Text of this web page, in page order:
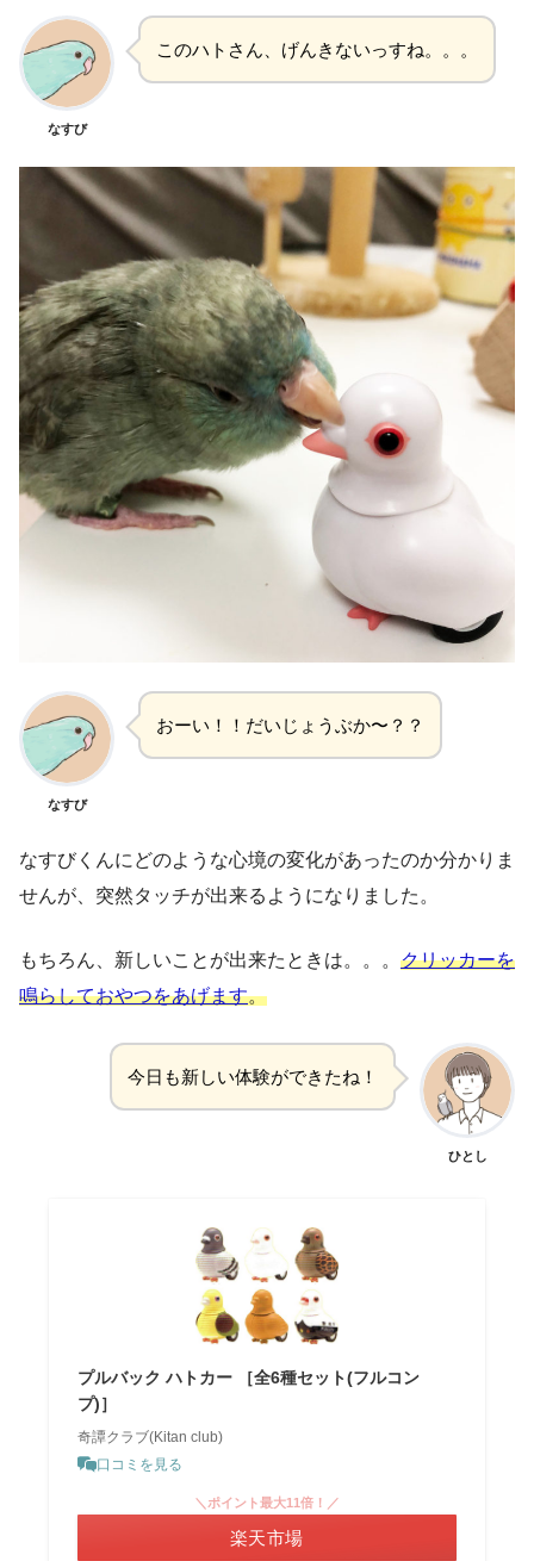
なすび
このハトさん、げんきないっすね。。。
なすび
おーい！！だいじょうぶか〜？？
なすびくんにどのような心境の変化があったのか分かりま
せんが、突然タッチが出来るようになりました。
もちろん、新しいことが出来たときは。。。 クリッカーを
鳴らしておやつをあげます。
今日も新しい体験ができたね！
ひとし
プルバック ハトカー ［全6種セット(フルコン
プ)］
奇譚クラブ(Kitan club)
口コミを見る
＼ポイント最大11倍！／
楽天市場